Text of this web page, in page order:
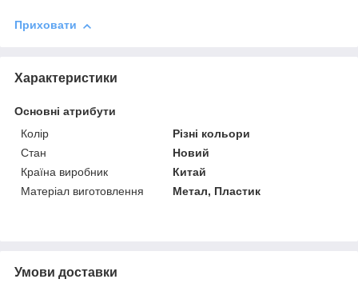
Приховати
Характеристики
Основні атрибути
Колір
Різні кольори
Стан
Новий
Країна виробник
Китай
Матеріал виготовлення
Метал, Пластик
Умови доставки